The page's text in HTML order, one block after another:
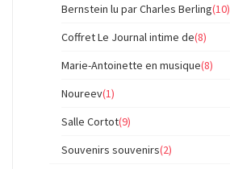
Bernstein lu par Charles Berling(10)
Coffret Le Journal intime de(8)
Marie-Antoinette en musique(8)
Noureev(1)
Salle Cortot(9)
Souvenirs souvenirs(2)